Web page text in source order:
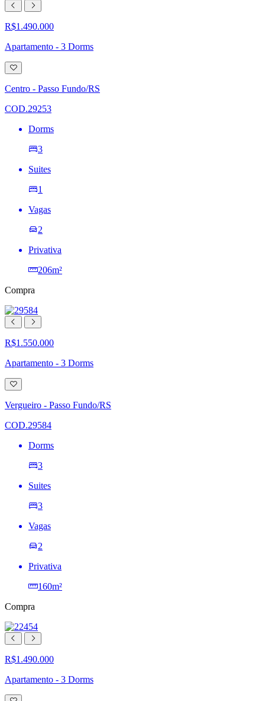
R$1.490.000
Apartamento - 3 Dorms
Adicionar
à
lista
de
Centro - Passo Fundo/RS
COD.29253
Dorms
3
Suites
1
Vagas
2
Privativa
206m²
Compra
R$1.550.000
Apartamento - 3 Dorms
Adicionar
à
lista
de
Vergueiro - Passo Fundo/RS
COD.29584
Dorms
3
Suites
3
Vagas
2
Privativa
160m²
Compra
R$1.490.000
Apartamento - 3 Dorms